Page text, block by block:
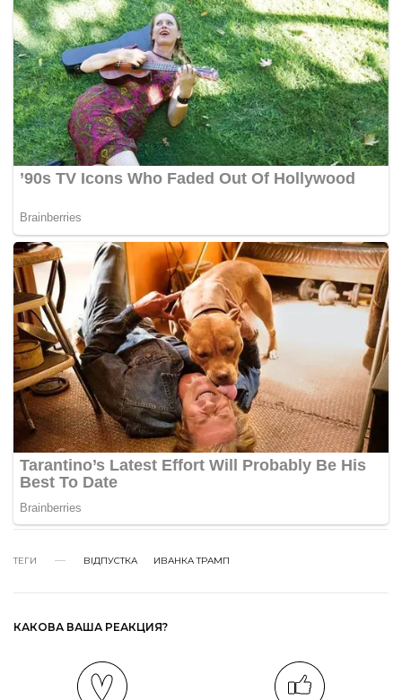
ТЕГИ ВІДПУСТКА ИВАНКА ТРАМП
КАКОВА ВАША РЕАКЦИЯ?